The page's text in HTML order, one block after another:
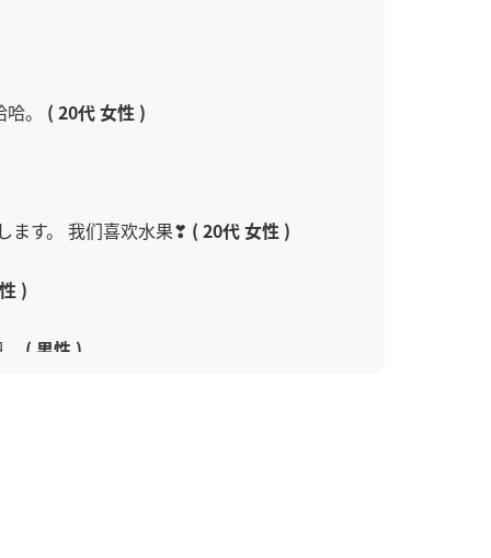
。 ( 20代 女性 )
ます。 我们喜欢水果❣ ( 20代 女性 )
)
( 男性 )